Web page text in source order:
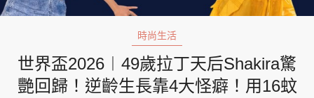
玄學靈異 東周專欄
時尚生活
世界盃2026︱49歲拉丁天后Shakira驚
艷回歸！逆齡生長靠4大怪癖！用16蚊